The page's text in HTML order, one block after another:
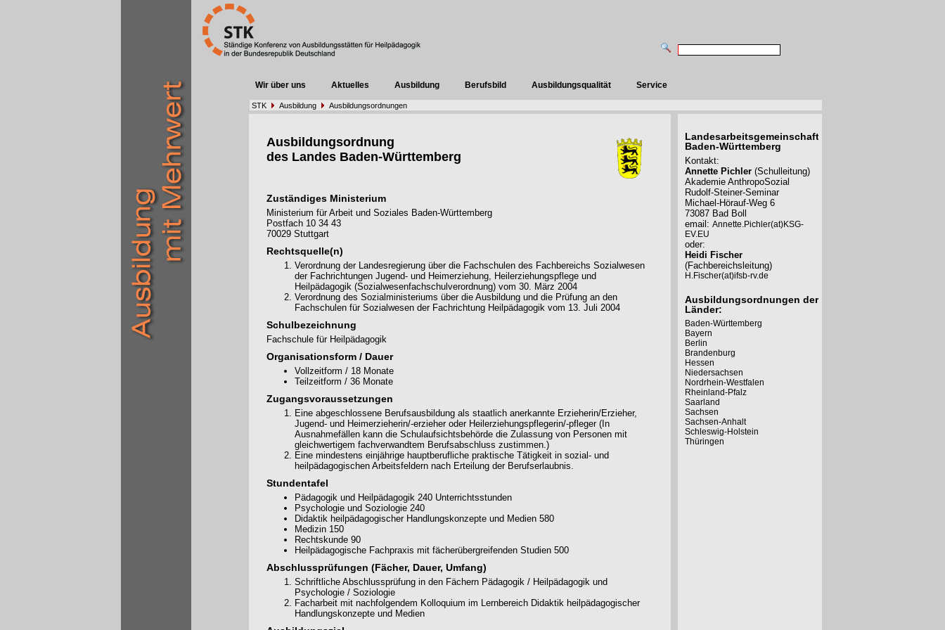
Wir über uns Aktuelles Ausbildung Berufsbild Ausbildungsqualität Service
STK Ausbildung Ausbildungsordnungen
Ausbildungsordnung
des Landes Baden-Württemberg
Zuständiges Ministerium
Ministerium für Arbeit und Soziales Baden-Württemberg
Postfach 10 34 43
70029 Stuttgart
Rechtsquelle(n)
Verordnung der Landesregierung über die Fachschulen des Fachbereichs Sozialwesen
der Fachrichtungen Jugend- und Heimerziehung, Heilerziehungspflege und
Heilpädagogik (Sozialwesenfachschulverordnung) vom 30. März 2004
Verordnung des Sozialministeriums über die Ausbildung und die Prüfung an den
Fachschulen für Sozialwesen der Fachrichtung Heilpädagogik vom 13. Juli 2004
Schulbezeichnung
Fachschule für Heilpädagogik
Organisationsform / Dauer
Vollzeitform / 18 Monate
Teilzeitform / 36 Monate
Zugangsvoraussetzungen
Eine abgeschlossene Berufsausbildung als staatlich anerkannte Erzieherin/Erzieher,
Jugend- und Heimerzieherin/-erzieher oder Heilerziehungspflegerin/-pfleger (In
Ausnahmefällen kann die Schulaufsichtsbehörde die Zulassung von Personen mit
gleichwertigem fachverwandtem Berufsabschluss zustimmen.)
Eine mindestens einjährige hauptberufliche praktische Tätigkeit in sozial- und
heilpädagogischen Arbeitsfeldern nach Erteilung der Berufserlaubnis.
Stundentafel
Pädagogik und Heilpädagogik 240 Unterrichtsstunden
Psychologie und Soziologie 240
Didaktik heilpädagogischer Handlungskonzepte und Medien 580
Medizin 150
Rechtskunde 90
Heilpädagogische Fachpraxis mit fächerübergreifenden Studien 500
Abschlussprüfungen (Fächer, Dauer, Umfang)
Schriftliche Abschlussprüfung in den Fächern Pädagogik / Heilpädagogik und
Psychologie / Soziologie
Facharbeit mit nachfolgendem Kolloquium im Lernbereich Didaktik heilpädagogischer
Handlungskonzepte und Medien
Landesarbeitsgemeinschaft
Baden-Württemberg
Kontakt:
Annette Pichler (Schulleitung)
Akademie AnthropoSozial
Rudolf-Steiner-Seminar
Michael-Hörauf-Weg 6
73087 Bad Boll
email: Annette.Pichler(at)KSG-
EV.EU
oder:
Heidi Fischer
(Fachbereichsleitung)
H.Fischer(at)ifsb-rv.de
Ausbildungsordnungen der
Länder:
Baden-Württemberg
Bayern
Berlin
Brandenburg
Hessen
Niedersachsen
Nordrhein-Westfalen
Rheinland-Pfalz
Saarland
Sachsen
Sachsen-Anhalt
Schleswig-Holstein
Thüringen